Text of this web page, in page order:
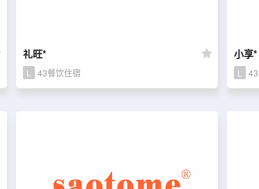
礼旺*
L 43餐饮住宿
小享*
L